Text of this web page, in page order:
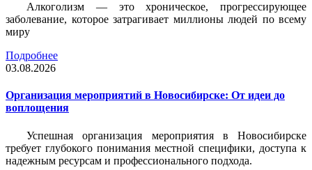
Алкоголизм — это хроническое, прогрессирующее
заболевание, которое затрагивает миллионы людей по всему
миру
Подробнее
03.08.2026
Организация мероприятий в Новосибирске: От идеи до
воплощения
Успешная организация мероприятия в Новосибирске
требует глубокого понимания местной специфики, доступа к
надежным ресурсам и профессионального подхода.